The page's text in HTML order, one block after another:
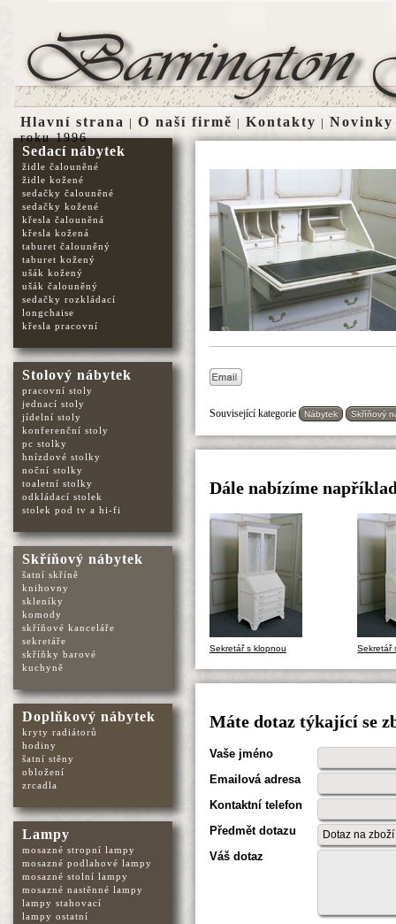
Související kategorie Nábytek Skříňový
Dále nabízíme
Sekretář s klopnou Sekretář
Máte dotaz týkající se
Vaše jméno
Emailová adresa
Kontaktní telefon
Předmět dotazu
Váš dotaz
Sedací nábytek
židle čalouněné
židle kožené
sedačky čalouněné
sedačky kožené
křesla čalouněná
křesla kožená
taburet čalouněný
taburet kožený
ušák kožený
ušák čalouněný
sedačky rozkládací
longchaise
křesla pracovní
Stolový nábytek
pracovní stoly
jednací stoly
jídelní stoly
konferenční stoly
pc stolky
hnízdové stolky
noční stolky
toaletní stolky
odkládací stolek
stolek pod tv a hi-fi
Skříňový nábytek
šatní skříně
knihovny
skleníky
komody
skříňové kanceláře
sekretáře
skříňky barové
kuchyně
Doplňkový nábytek
kryty radiátorů
hodiny
šatní stěny
obložení
zrcadla
Lampy
mosazné stropní lampy
mosazné podlahové lampy
mosazné stolní lampy
mosazné nastěnné lampy
lampy stahovací
lampy ostatní
Hlavní strana | O naší firmě | Kontakty | Novinky
roku 1996